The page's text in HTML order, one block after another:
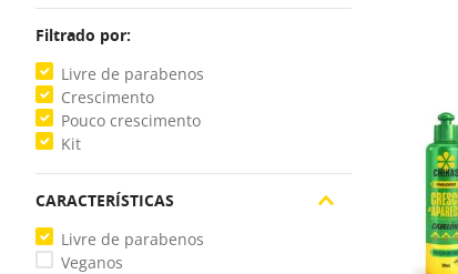
Filtrado por:
Livre de parabenos
Crescimento
Pouco crescimento
Kit
CARACTERÍSTICAS
Livre de parabenos
Veganos